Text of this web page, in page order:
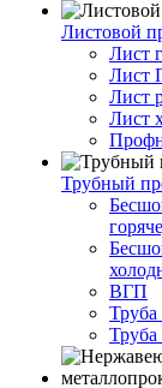
Листовой
Лист
Лист
Лист
Лист
Трубный
ВГП
Труба